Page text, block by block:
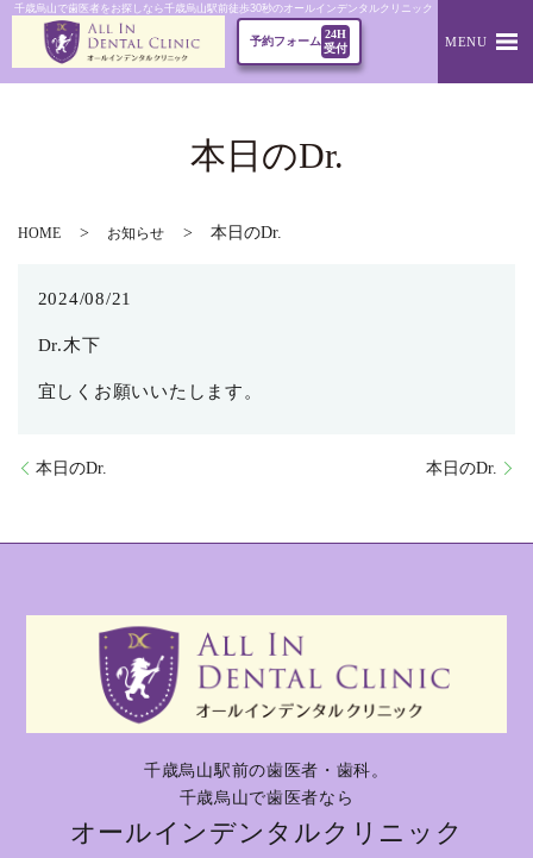
千歳烏山で歯医者をお探しなら千歳烏山駅前徒歩30秒のオールインデンタルクリニック｜本日のDr.
予約フォーム
24H
受付
MENU
本日のDr.
HOME お知らせ 本日のDr.
2024/08/21
Dr.木下
宜しくお願いいたします。
本日のDr. 本日のDr.
千歳烏山駅前の歯医者・歯科。
千歳烏山で歯医者なら
オールインデンタルクリニック